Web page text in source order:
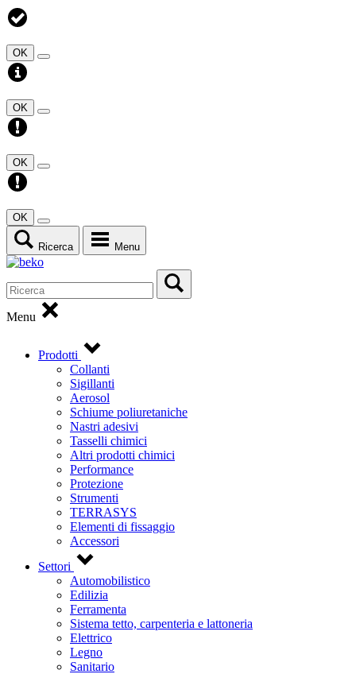
OK
OK
OK
OK
Ricerca Menu
Menu
Prodotti
Collanti
Sigillanti
Aerosol
Schiume poliuretaniche
Nastri adesivi
Tasselli chimici
Altri prodotti chimici
Performance
Protezione
Strumenti
TERRASYS
Elementi di fissaggio
Accessori
Settori
Automobilistico
Edilizia
Ferramenta
Sistema tetto, carpenteria e lattoneria
Elettrico
Legno
Sanitario